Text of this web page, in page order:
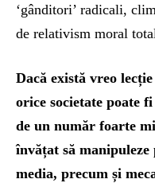
‘gânditori’ radicali,
de relativism moral
Dacă există vreo
orice societate poate
de un număr foarte
învățat să manipuleze
media, precum și